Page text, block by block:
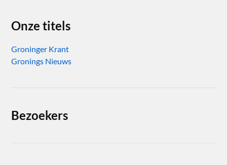
Onze titels
Groninger Krant
Gronings Nieuws
Bezoekers